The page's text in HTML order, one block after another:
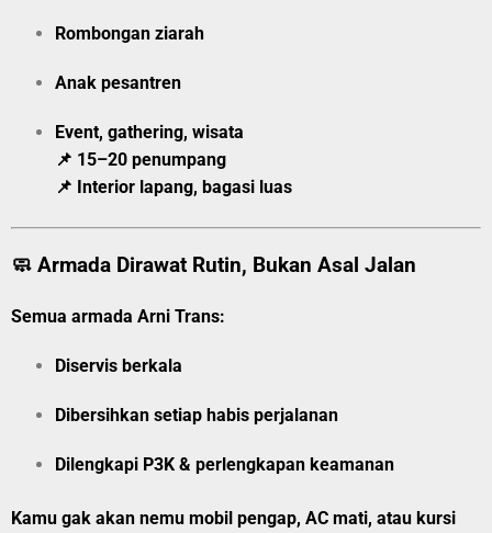
Rombongan ziarah
Anak pesantren
Event, gathering, wisata
📌 15–20 penumpang
📌 Interior lapang, bagasi luas
🧼 Armada Dirawat Rutin, Bukan Asal Jalan
Semua armada Arni Trans:
Diservis berkala
Dibersihkan setiap habis perjalanan
Dilengkapi P3K & perlengkapan keamanan
Kamu gak akan nemu mobil pengap, AC mati, atau kursi